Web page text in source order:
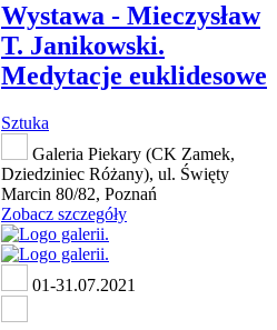
Wystawa - Mieczysław
T. Janikowski.
Medytacje euklidesowe
Sztuka
Galeria Piekary (CK Zamek,
Dziedziniec Różany), ul. Święty
Marcin 80/82, Poznań
Zobacz szczegóły
01-31.07.2021